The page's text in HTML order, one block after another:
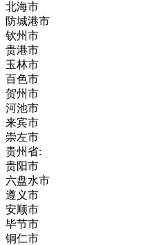
北海市
防城港市
钦州市
贵港市
玉林市
百色市
贺州市
河池市
来宾市
崇左市
贵州省:
贵阳市
六盘水市
遵义市
安顺市
毕节市
铜仁市